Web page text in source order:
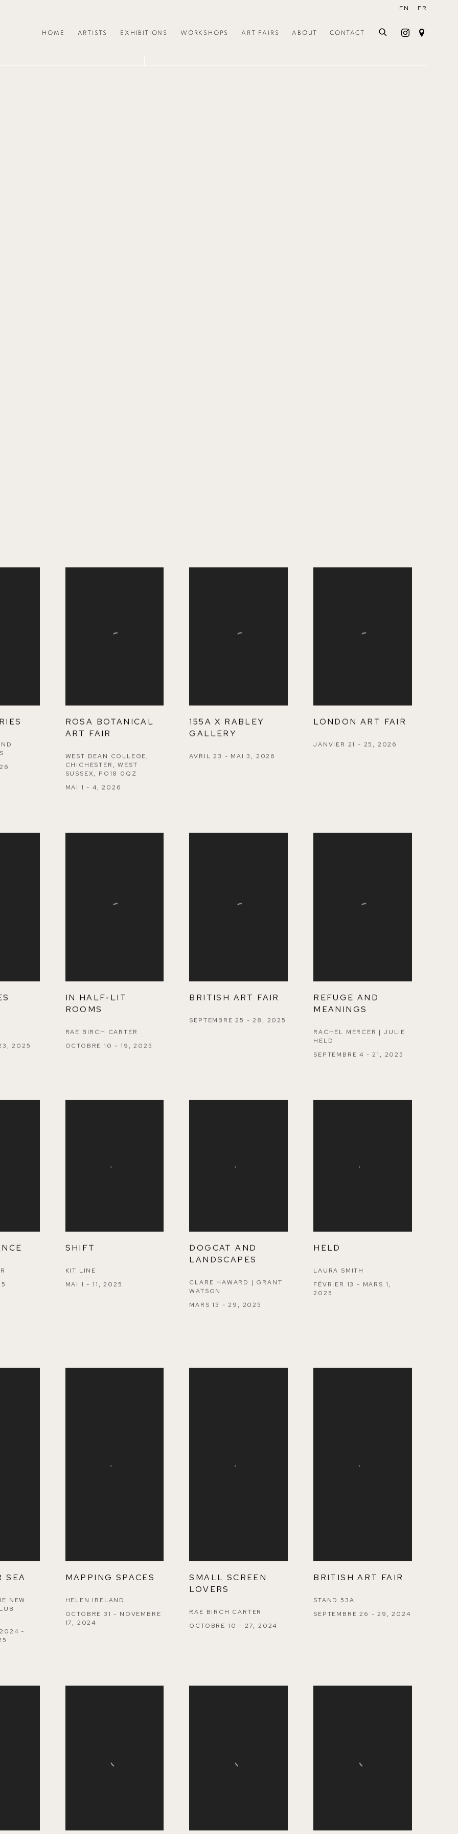
HOME ARTISTS EXHIBITIONS WORKSHOPS ART FAIRS ABOUT CONTACT
EN FR
ROSA BOTANICAL
ART FAIR
WEST DEAN COLLEGE,
CHICHESTER, WEST
SUSSEX, PO18 0QZ
MAI 1 - 4, 2026
155A X RABLEY
GALLERY
AVRIL 23 - MAI 3, 2026
LONDON ART FAIR
JANVIER 21 - 25, 2026
2025
IN HALF-LIT
ROOMS
RAE BIRCH CARTER
OCTOBRE 10 - 19, 2025
BRITISH ART FAIR
SEPTEMBRE 25 - 28, 2025
REFUGE AND
MEANINGS
RACHEL MERCER | JULIE
HELD
SEPTEMBRE 4 - 21, 2025
SHIFT
KIT LINE
MAI 1 - 11, 2025
DOGCAT AND
LANDSCAPES
CLARE HAWARD | GRANT
WATSON
MARS 13 - 29, 2025
HELD
LAURA SMITH
FÉVRIER 13 - MARS 1,
2025
SEA
NEW
-
MAPPING SPACES
HELEN IRELAND
OCTOBRE 31 - NOVEMBRE
17, 2024
SMALL SCREEN
LOVERS
RAE BIRCH CARTER
OCTOBRE 10 - 27, 2024
BRITISH ART FAIR
STAND 53A
SEPTEMBRE 26 - 29, 2024